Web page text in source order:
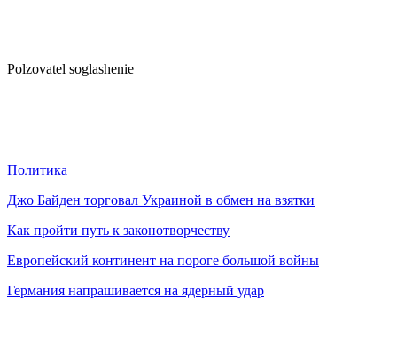
Polzovatel soglashenie
Политика
Джо Байден торговал Украиной в обмен на взятки
Как пройти путь к законотворчеству
Европейский континент на пороге большой войны
Германия напрашивается на ядерный удар